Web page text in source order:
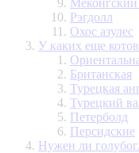
Рэгдолл
Охос азулес
У каких еще
Британская
Турецкая
Турецкий
Петерболд
Персидские
Нужен ли